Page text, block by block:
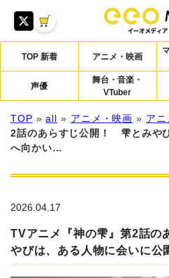
TOP 新着 アニメ・映画
声優
舞台・音楽・
VTuber
TOP »all » アニメ・映画 » アニ
2話のあらすじ公開！ 雫とみや
へ向かい…
2026.04.17
TVアニメ『神の雫』第2話
やびは、ある人物に会いに公